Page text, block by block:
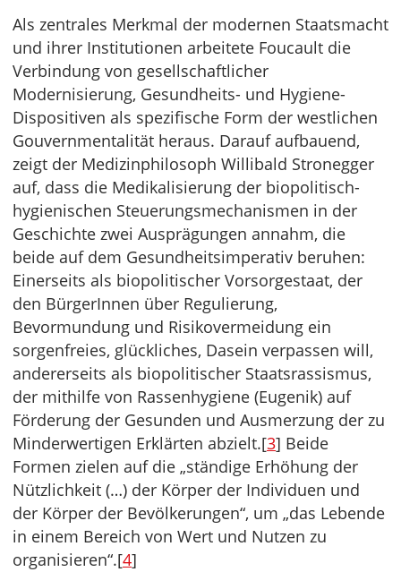
Als zentrales Merkmal der modernen Staatsmacht
und ihrer Institutionen arbeitete Foucault die
Verbindung von gesellschaftlicher
Modernisierung, Gesundheits- und Hygiene-
Dispositiven als spezifische Form der westlichen
Gouvernmentalität heraus. Darauf aufbauend,
zeigt der Medizinphilosoph Willibald Stronegger
auf, dass die Medikalisierung der biopolitisch-
hygienischen Steuerungsmechanismen in der
Geschichte zwei Ausprägungen annahm, die
beide auf dem Gesundheitsimperativ beruhen:
Einerseits als biopolitischer Vorsorgestaat, der
den BürgerInnen über Regulierung,
Bevormundung und Risikovermeidung ein
sorgenfreies, glückliches, Dasein verpassen will,
andererseits als biopolitischer Staatsrassismus,
der mithilfe von Rassenhygiene (Eugenik) auf
Förderung der Gesunden und Ausmerzung der zu
Minderwertigen Erklärten abzielt.[3] Beide
Formen zielen auf die „ständige Erhöhung der
Nützlichkeit (…) der Körper der Individuen und
der Körper der Bevölkerungen“, um „das Lebende
in einem Bereich von Wert und Nutzen zu
organisieren“.[4]